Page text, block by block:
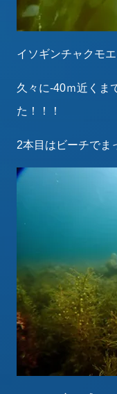
イソギンチャクモ
久々に-40ｍ近くま
た！！！
2本目はビーチでま